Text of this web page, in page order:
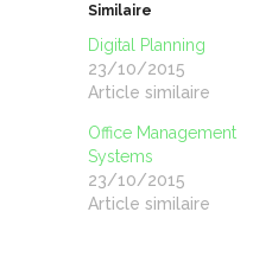
Similaire
Digital Planning
23/10/2015
Article similaire
Office Management
Systems
23/10/2015
Article similaire